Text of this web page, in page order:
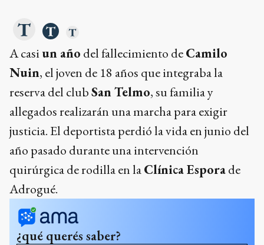
A casiun año del fallecimiento deCamilo
Nuin, el joven de 18 años que integraba la
reserva del clubSan Telmo, su familia y
allegados realizarán una marcha para exigir
justicia. El deportista perdió la vida en junio del
año pasado durante una intervención
quirúrgica de rodilla en laClínica Esporade
Adrogué.
¿qué querés saber?